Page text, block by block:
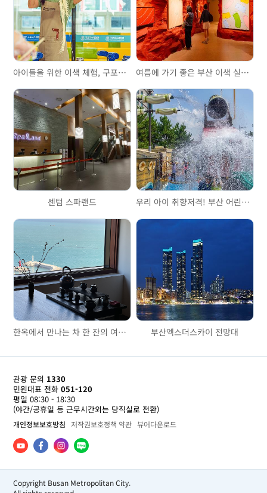
아이들을 위한 이색 체험, 구포국수 체험관 여름에 가기 좋은 부산 이색 실내 여행지, 전시 <워너브롱크호스트>
센텀 스파랜드 우리 아이 취향저격! 부산 어린이 워터파크 3
한옥에서 만나는 차 한 잔의 여유, '비비비당' 부산엑스더스카이 전망대
관광 문의 1330
민원대표 전화 051-120
평일 08:30 - 18:30
(야간/공휴일 등 근무시간외는 당직실로 전환)
개인정보보호방침 저작권보호정책 약관 뷰어다운로드
Copyright Busan Metropolitan City.